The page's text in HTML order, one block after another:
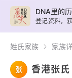
姓氏家族 家族
张 香港张氏
DNA里的
登记资料，